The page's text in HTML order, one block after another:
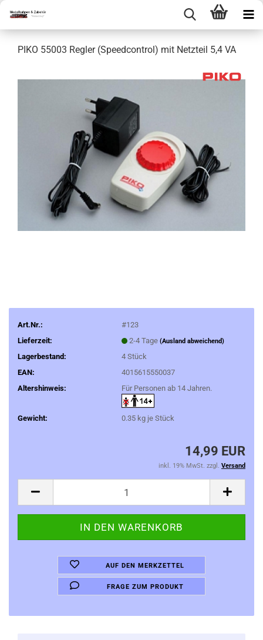
PIKO 55003 Regler (Speedcontrol) mit Netzteil 5,4 VA
Art.Nr.:
#123
Lieferzeit:
2-4 Tage (Ausland abweichend)
Lagerbestand: 4 Stück
EAN:
4015615550037
Altershinweis:
Für Personen ab 14 Jahren.
Gewicht: 0.35kg je Stück
14,99 EUR
inkl. 19% MwSt. zzgl. Versand
AUF DEN MERKZETTEL
FRAGE ZUM PRODUKT